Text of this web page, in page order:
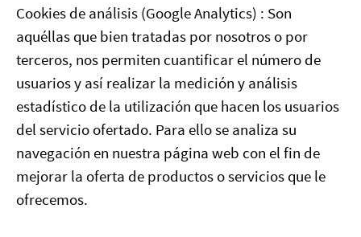
Cookies de análisis (Google Analytics) : Son
aquéllas que bien tratadas por nosotros o por
terceros, nos permiten cuantificar el número de
usuarios y así realizar la medición y análisis
estadístico de la utilización que hacen los usuarios
del servicio ofertado. Para ello se analiza su
navegación en nuestra página web con el fin de
mejorar la oferta de productos o servicios que le
ofrecemos.